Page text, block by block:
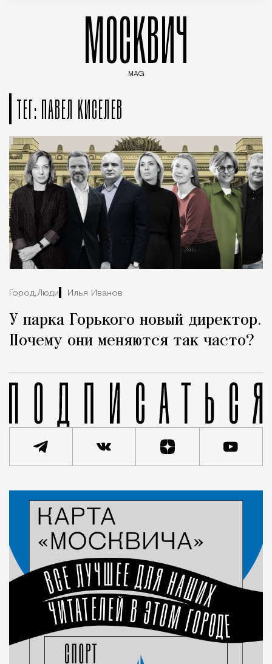
МОСКВИЧ
MAG
ТЕГ: ПАВЕЛ КИСЕЛЕВ
Город,Люди Илья Иванов
У парка Горького новый директор.
Почему они меняются так часто?